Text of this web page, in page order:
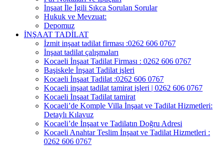
İnşaat İle İgili Sıkca Sorulan Sorular
Hukuk ve Mevzuat:
Depomuz
İNŞAAT TADİLAT
İzmit inşaat tadilat firması :0262 606 0767
İnşaat tadilat çalışmaları
Kocaeli İnşaat Tadilat Firması : 0262 606 0767
Başiskele İnşaat Tadilat işleri
Kocaeli İnşaat Tadilat :0262 606 0767
Kocaeli inşaat tadilat tamirat işleri | 0262 606 0767
Kocaeli İnşaat Tadilat tamirat
Kocaeli’de Komple Villa İnşaat ve Tadilat Hizmetleri:
Detaylı Kılavuz
Kocaeli’de İnşaat ve Tadilatın Doğru Adresi
Kocaeli Anahtar Teslim İnşaat ve Tadilat Hizmetleri :
0262 606 0767